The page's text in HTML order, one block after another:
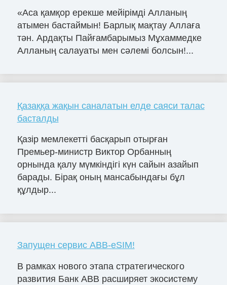
«Аса қамқор ерекше мейірімді Алланың
атымен бастаймын! Барлық мақтау Аллаға
тән. Ардақты Пайғамбарымыз Мұхаммедке
Алланың салауаты мен сәлемі болсын!...
Қазаққа жақын саналатын елде саяси талас
басталды
Қазір мемлекетті басқарып отырған
Премьер-министр Виктор Орбанның
орнында қалу мүмкіндігі күн сайын азайып
барады. Бірақ оның мансабындағы бұл
құлдыр...
Запущен сервис ABB-eSIM!
В рамках нового этапа стратегического
развития Банк ABB расширяет экосистему